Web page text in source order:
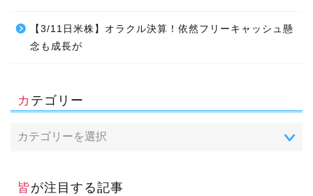
【3/11日米株】オラクル決算！依然フリーキャッシュ懸
念も成長が
カテゴリー
皆が注目する記事